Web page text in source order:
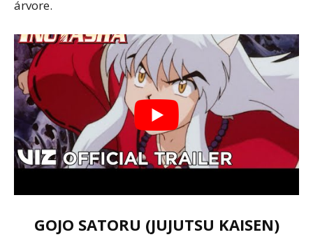
árvore.
GOJO SATORU (JUJUTSU KAISEN)